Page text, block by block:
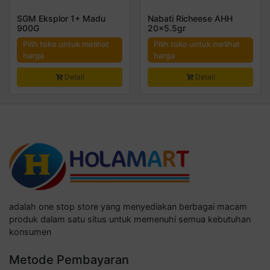
SGM Eksplor 1+ Madu
900G
Pilih toko untuk melihat
harga
Detail
Nabati Richeese AHH
20×5.5gr
Pilih toko untuk melihat
harga
Detail
adalah one stop store yang menyediakan berbagai macam
produk dalam satu situs untuk memenuhi semua kebutuhan
konsumen
Metode Pembayaran